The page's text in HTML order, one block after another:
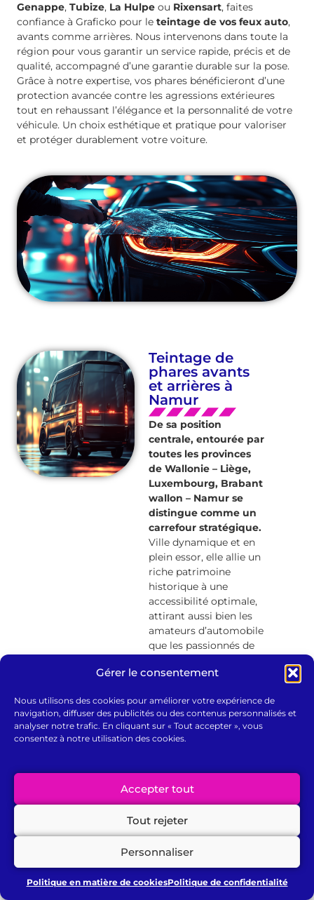
Gérer le consentement
Nous utilisons des cookies pour améliorer votre expérience de
navigation, diffuser des publicités ou des contenus personnalisés et
analyser notre trafic. En cliquant sur « Tout accepter », vous
consentez à notre utilisation des cookies.
Accepter tout
Tout rejeter
Personnaliser
Politique en matière de cookiesPolitique de confidentialité
Genappe,Tubize, La Hulpe ou Rixensart, faites
confiance à Graficko pour leteintage de vos feux auto,
avants comme arrières. Nous intervenons dans toute la
région pour vous garantir un service rapide, précis et de
qualité, accompagné d’une garantie durable sur la pose.
Grâce à notre expertise, vos phares bénéficieront d’une
protection avancée contre les agressions extérieures
tout en rehaussant l’élégance et la personnalité de votre
véhicule. Un choix esthétique et pratique pour valoriser
et protéger durablement votre voiture.
Teintage de
phares avants
et arrières à
Namur
De sa position
centrale, entourée par
toutes les provinces
de Wallonie – Liège,
Luxembourg, Brabant
wallon – Namur se
distingue comme un
carrefour stratégique.
Ville dynamique et en
plein essor, elle allie un
riche patrimoine
historique à une
accessibilité optimale,
attirant aussi bien les
amateurs d’automobile
que les passionnés de
à cette situation
propose aux Namurois
et aux automobilistes
de passage des
protection
, nous transformons vos phares en
éléments élégants et protecteurs grâce à nos
solutions de teintage haut de gamme. Nos films